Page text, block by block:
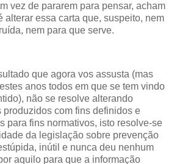
vez de pararem para pensar, acham
alterar essa carta que, suspeito, nem
nem para que serve.
que agora vos assusta (mas
anos todos em que se tem vindo
não se resolve alterando
produzidos com fins definidos e
para fins normativos, isto resolve-se
da legislação sobre prevenção
inútil e nunca deu nenhum
aquilo para que a informação